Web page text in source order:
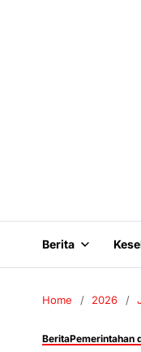
Berita
Home 2026
BeritaPemerintahan